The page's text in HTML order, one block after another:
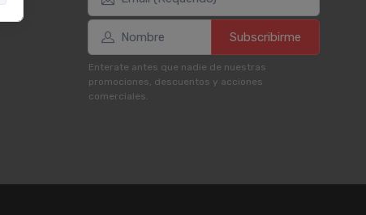
Subscribirme
Enterate antes que nadie de nuestras
promociones, descuentos y acciones
comerciales.